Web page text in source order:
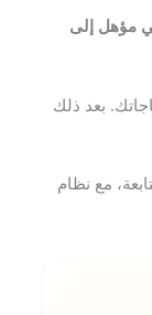
مؤهل إلى
بعد ذلك
مع نظام